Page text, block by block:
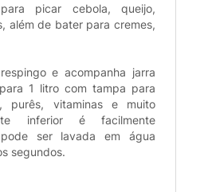
para picar cebola, queijo,
além de bater para cremes,
e acompanha jarra
1 litro com tampa para
purês, vitaminas e muito
inferior é facilmente
ser lavada em água
segundos.